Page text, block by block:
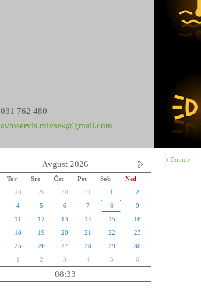
031 762 480
avtoservis.mivsek@gmail.com
Avgust 2026
Tor Sre Čet Pet Sob Ned
28 29 30 31 1 2
4 5 6 7 8 9
11 12 13 14 15 16
18 19 20 21 22 23
25 26 27 28 29 30
1 2 3 4 5 6
08:33
Domov